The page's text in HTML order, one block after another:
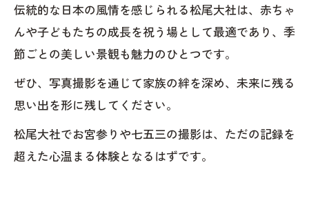
伝統的な日本の風情を感じられる松尾大社は、赤ちゃ
んや子どもたちの成長を祝う場として最適であり、季
節ごとの美しい景観も魅力のひとつです。
ぜひ、写真撮影を通じて家族の絆を深め、未来に残る
思い出を形に残してください。
松尾大社でお宮参りや七五三の撮影は、ただの記録を
超えた心温まる体験となるはずです。